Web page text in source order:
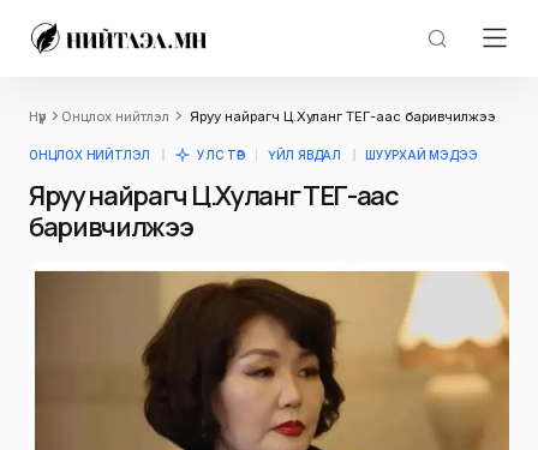
Нүүр Онцлох нийтлэл Яруу найрагч Ц.Хуланг ТЕГ-аас баривчилжээ
ОНЦЛОХ НИЙТЛЭЛ УЛС ТӨР ҮЙЛ ЯВДАЛ ШУУРХАЙ МЭДЭЭ
Яруу найрагч Ц.Хуланг ТЕГ-аас
баривчилжээ